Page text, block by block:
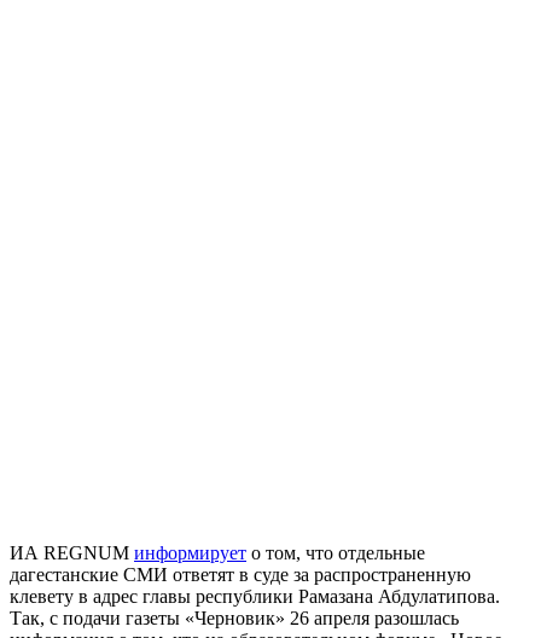
ИА REGNUM информирует о том, что отдельные
дагестанские СМИ ответят в суде за распространенную
клевету в адрес главы республики Рамазана Абдулатипова.
Так, с подачи газеты «Черновик» 26 апреля разошлась